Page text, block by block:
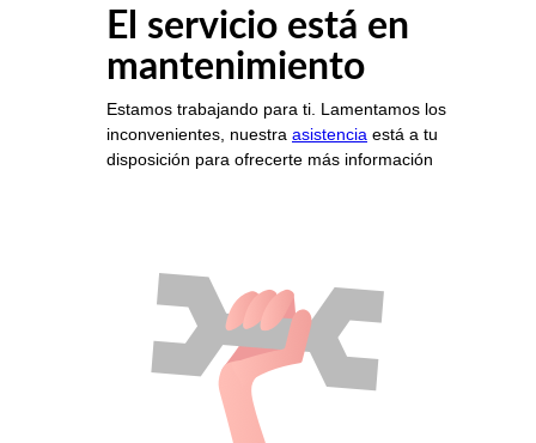
El servicio está en
mantenimiento
Estamos trabajando para ti. Lamentamos los
inconvenientes, nuestra asistencia está a tu
disposición para ofrecerte más información